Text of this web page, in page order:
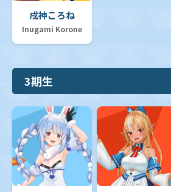
戌神ころね
Inugami Korone
3期生